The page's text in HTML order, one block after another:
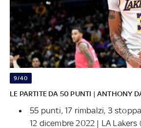
9/40
LE PARTITE DA 50 PUNTI | ANTHONY
55 punti, 17 rimbalzi, 3
12 dicembre 2022 | LA Lakers